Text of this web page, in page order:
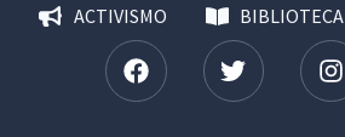
ACTIVISMO BIBLIOTECA